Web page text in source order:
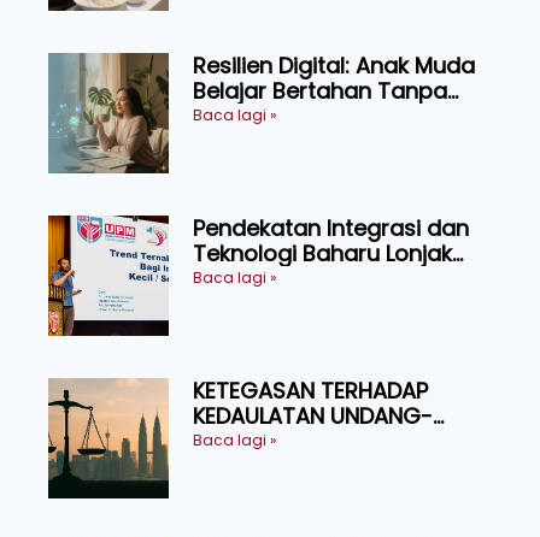
Resilien Digital: Anak Muda
Belajar Bertahan Tanpa
Perlu Menekan Diri
Baca lagi »
Pendekatan Integrasi dan
Teknologi Baharu Lonjak
Produktiviti Ternakan
Baca lagi »
KETEGASAN TERHADAP
KEDAULATAN UNDANG-
UNDANG ASAS KEPADA
Baca lagi »